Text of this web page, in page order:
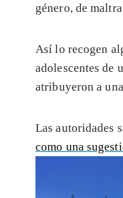
género, de
Así lo recogen
adolescentes de
atribuyeron a una
Las autoridades
como una